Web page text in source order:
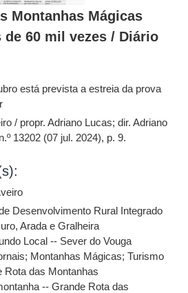
Montanhas Mágicas
60 mil vezes / Diário
está prevista a estreia da prova
/ propr. Adriano Lucas; dir. Adriano
13202 (07 jul. 2024), p. 9.
Desenvolvimento Rural Integrado
Arada e Gralheira
Local -- Sever do Vouga
; Montanhas Mágicas;Turismo
Rota das Montanhas
-- Grande Rota das